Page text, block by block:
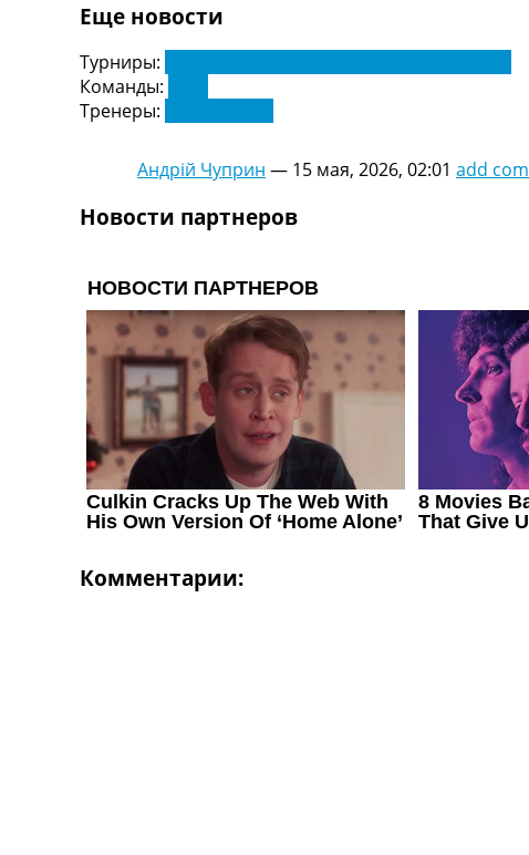
Логин
Рейтинги
Правила
Коллективный прогноз
Турниры
Украина. Премьер-Лига
Лига Чемпионов
Другие Турниры >>>
Таблицы
Таблицы групп Чемпионата Мира
Украина. Премьер-Лига
Украина. Первая Лига
Лига Чемпионов. Таблицы групп
Англия. Премьер-Лига
Испания. Ла Лига
Все таблицы >>>
Рейтинги
Рейтинг стран УЕФА
Рейтинг ФИФА
Еще новости
Турниры:
Команды:
Тренеры:
Андрій Чуприн — 15 мая, 2026, 02:01 add
Новости партнеров
Комментарии: